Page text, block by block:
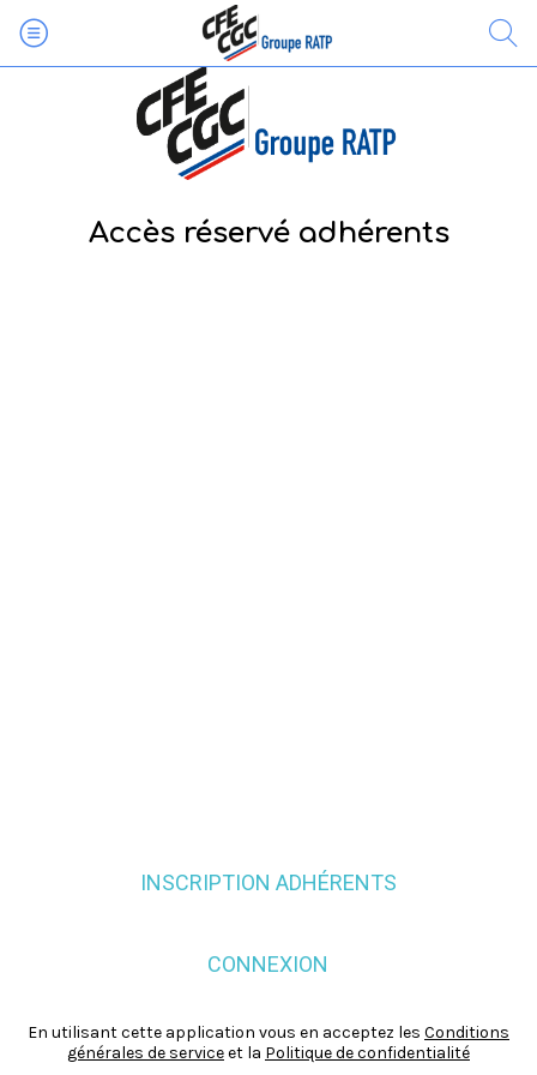
Accès réservé adhérents
INSCRIPTION ADHÉRENTS
CONNEXION
En utilisant cette application vous en acceptez les Conditions
générales de serviceet la Politique de confidentialité